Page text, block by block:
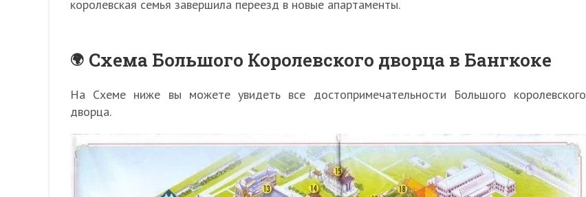
королевская семья завершила переезд в новые апартаменты.
Схема Большого Королевского дворца в Бангкоке
На Схеме ниже вы можете увидеть все достопримечательности Большого королевского
дворца.